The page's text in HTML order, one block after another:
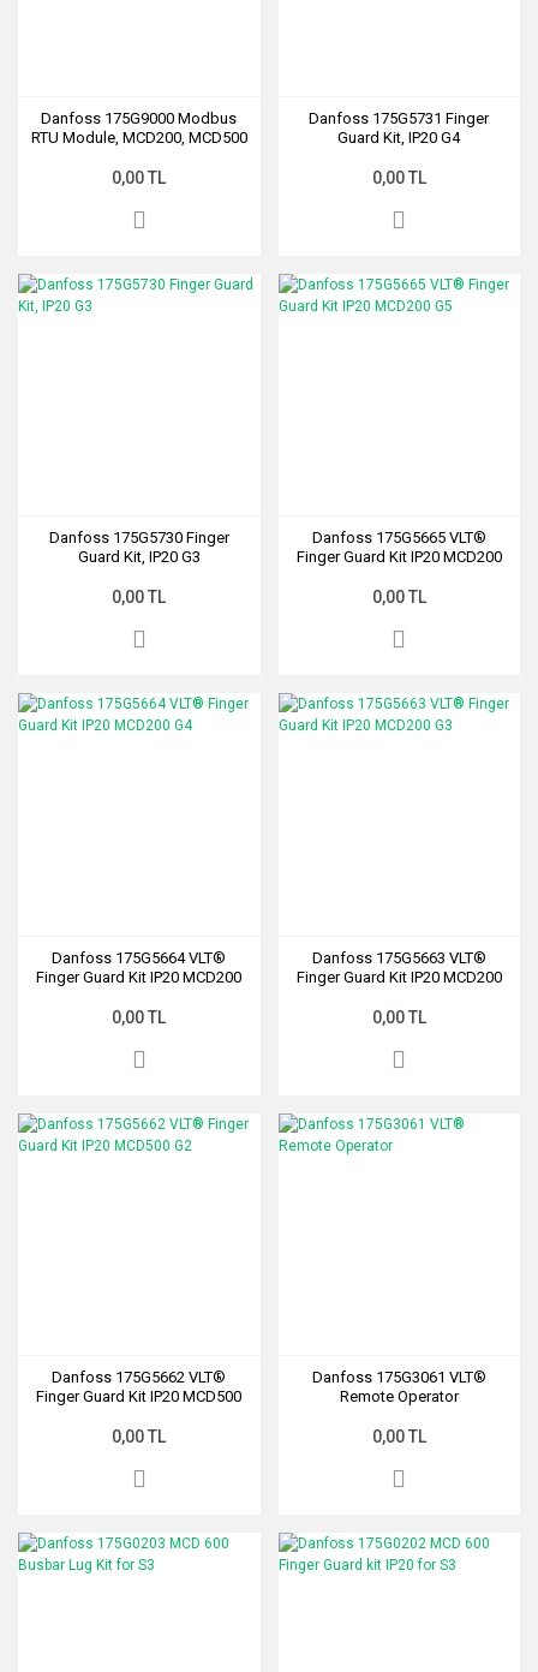
Danfoss 175G9000 Modbus
RTU Module, MCD200, MCD500
0,00 TL
Danfoss 175G5731 Finger
Guard Kit, IP20 G4
0,00 TL
Danfoss 175G5730 Finger
Guard Kit, IP20 G3
0,00 TL
Danfoss 175G5665 VLT®
Finger Guard Kit IP20 MCD200
0,00 TL
Danfoss 175G5664 VLT®
Finger Guard Kit IP20 MCD200
0,00 TL
Danfoss 175G5663 VLT®
Finger Guard Kit IP20 MCD200
0,00 TL
Danfoss 175G5662 VLT®
Finger Guard Kit IP20 MCD500
0,00 TL
Danfoss 175G3061 VLT®
Remote Operator
0,00 TL